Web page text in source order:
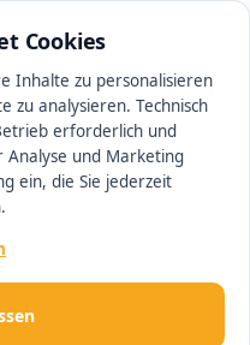
Cookies
Inhalte zu personalisieren
zu analysieren. Technisch
erforderlich und
Analyse und Marketing
ein, die Sie jederzeit